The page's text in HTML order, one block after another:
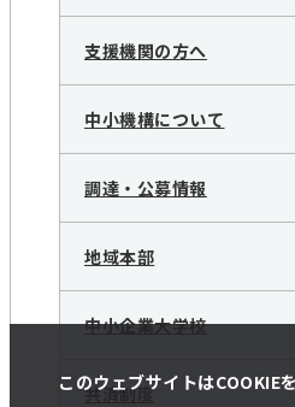
このウェブサイトはCOOKIE
支援機関の方へ
中小機構について
調達・公募情報
地域本部
中小企業大学校
共済制度